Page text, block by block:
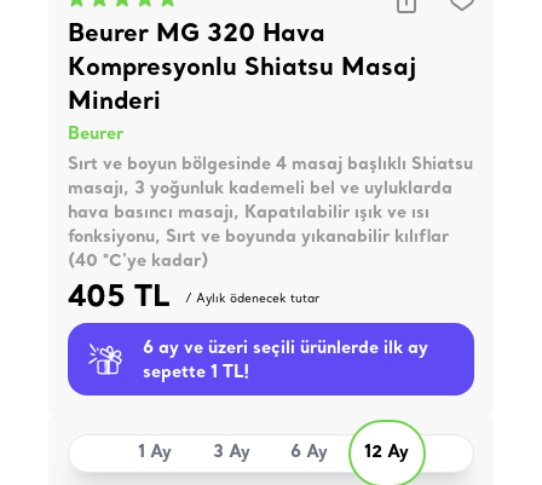
Beurer MG 320 Hava
Kompresyonlu Shiatsu Masaj
Minderi
Beurer
Sırt ve boyun bölgesinde 4 masaj başlıklı Shiatsu
masajı, 3 yoğunluk kademeli bel ve uyluklarda
hava basıncı masajı, Kapatılabilir ışık ve ısı
fonksiyonu, Sırt ve boyunda yıkanabilir kılıflar
(40 °C'ye kadar)
405 TL / Aylık ödenecek tutar
6 ay ve üzeri seçili ürünlerde ilk ay
sepette 1 TL!
1 Ay 3 Ay 6 Ay 12 Ay